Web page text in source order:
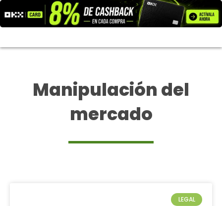
al
contenido
Manipulación del
mercado
LEGAL